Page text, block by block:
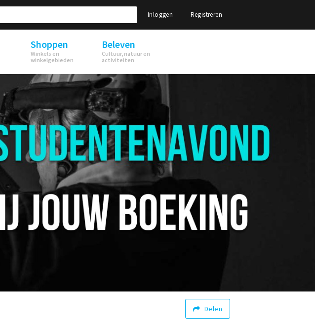
Inloggen Registreren
Shoppen
Winkels en
winkelgebieden
Beleven
Cultuur, natuur en
activiteiten
Delen